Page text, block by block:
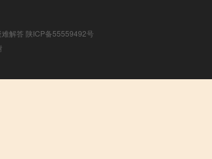
难解答 陕ICP备55559492号